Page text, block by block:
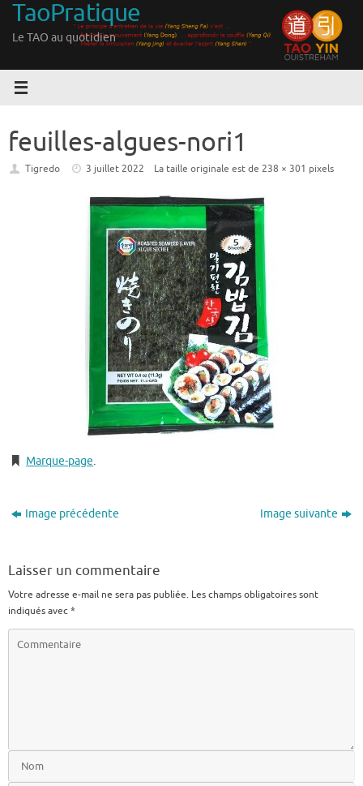
Passer
contenu
TaoPratique
Le TAO au quotidien
feuilles-algues-nori1
Tigredo 3 juillet 2022 La taille originale est de 238 × 301 pixels
Marque-page.
Image précédente Image suivante
Laisser un commentaire
Votre adresse e-mail ne sera pas publiée. Les champs obligatoires sont
indiqués avec*